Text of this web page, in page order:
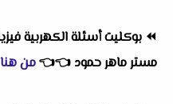
⏪
مستر ماهر حمود 👈
👈من هنا